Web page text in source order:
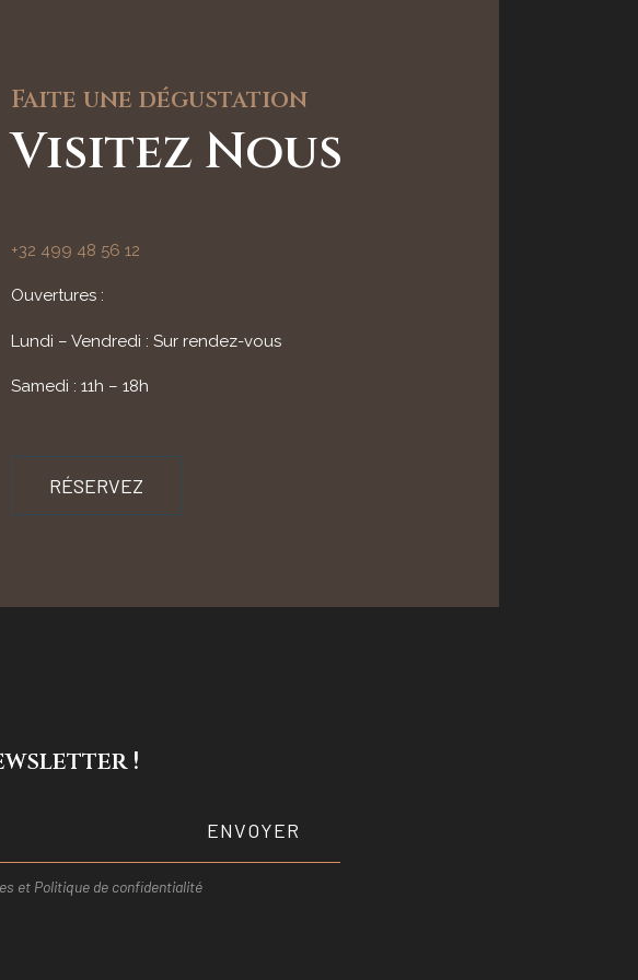
Faite une dégustation
Visitez Nous
+32 499 48 56 12
Ouvertures :
Lundi – Vendredi : Sur rendez-vous
Samedi : 11h – 18h
RÉSERVEZ
!
ENVOYER
et Politique de confidentialité